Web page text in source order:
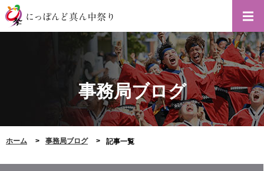
事務局ブログ
ホーム 事務局ブログ 記事一覧